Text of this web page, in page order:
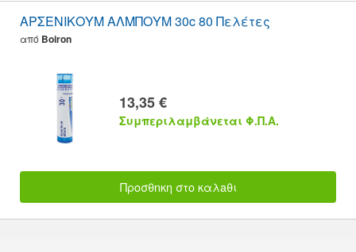
ΑΡΣΕΝΙΚΟΥΜ ΑΛΜΠΟΥΜ 30c 80 Πελέτες
από Boiron
13,35 €
Συμπεριλαμβάνεται Φ.Π.Α.
Προσθnκη στο καλaθι